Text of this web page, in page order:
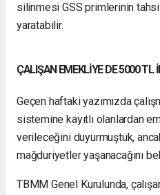
silinmesi GSS primlerinin
yaratabilir.
ÇALIŞAN EMEKLİYE DE 5000 TL
Geçen haftaki yazımızda
sistemine kayıtlı olanlardan
verileceğini duyurmuştuk,
mağduriyetler yaşanacağını
TBMM Genel Kurulunda,